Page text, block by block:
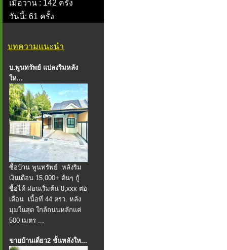
เมื่อวาน : 142 ครั้ง
วันนี้: 61 ครั้ง
บทความแนะนำ
บ.พูนทรัพย์ แปลงริมหลัง
ให...
ซื้อบ้าน พูนทรัพย์ หลังริม
เงินเดือน 15,000+ ต้นๆ กู้
ซื้อได้ ผ่อนเริ่มต้น 8,xxx ต่อ
เดือน เนื้อที่ 44 ตรว. หลัง
มุมในสุด ใกล้ถนนหลักแค่
500 เมตร ...
ขายบ้านเดี่ยว2 ชั้นหลังให...